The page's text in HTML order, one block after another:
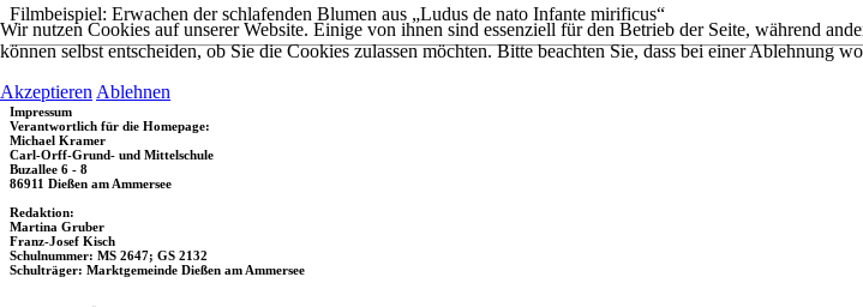
Filmbeispiel: Erwachen der schlafenden Blumen aus „Ludus de nato Infante mirificus“
Impressum
Verantwortlich für die Homepage:
Michael Kramer
Carl-Orff-Grund- und Mittelschule
Buzallee 6 - 8
86911 Dießen am Ammersee
Redaktion:
Martina Gruber
Franz-Josef Kisch
Schulnummer: MS 2647; GS 2132
Schulträger: Marktgemeinde Dießen am Ammersee
Wir nutzen Cookies auf unserer Website. Einige von ihnen sind essenziell für den Betrieb der Seite, während
können selbst entscheiden, ob Sie die Cookies zulassen möchten. Bitte beachten Sie, dass bei einer Ablehnung
Akzeptieren Ablehnen